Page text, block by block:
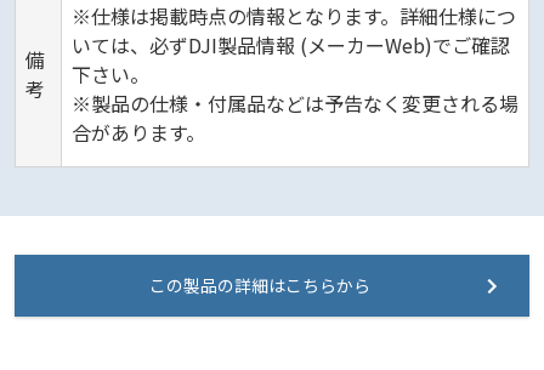
備
考
※仕様は掲載時点の情報となります。詳細仕様につ
いては、必ずDJI製品情報 (メーカーWeb)でご確認
下さい。
※製品の仕様・付属品などは予告なく変更される場
合があります。
この製品の詳細はこちらから